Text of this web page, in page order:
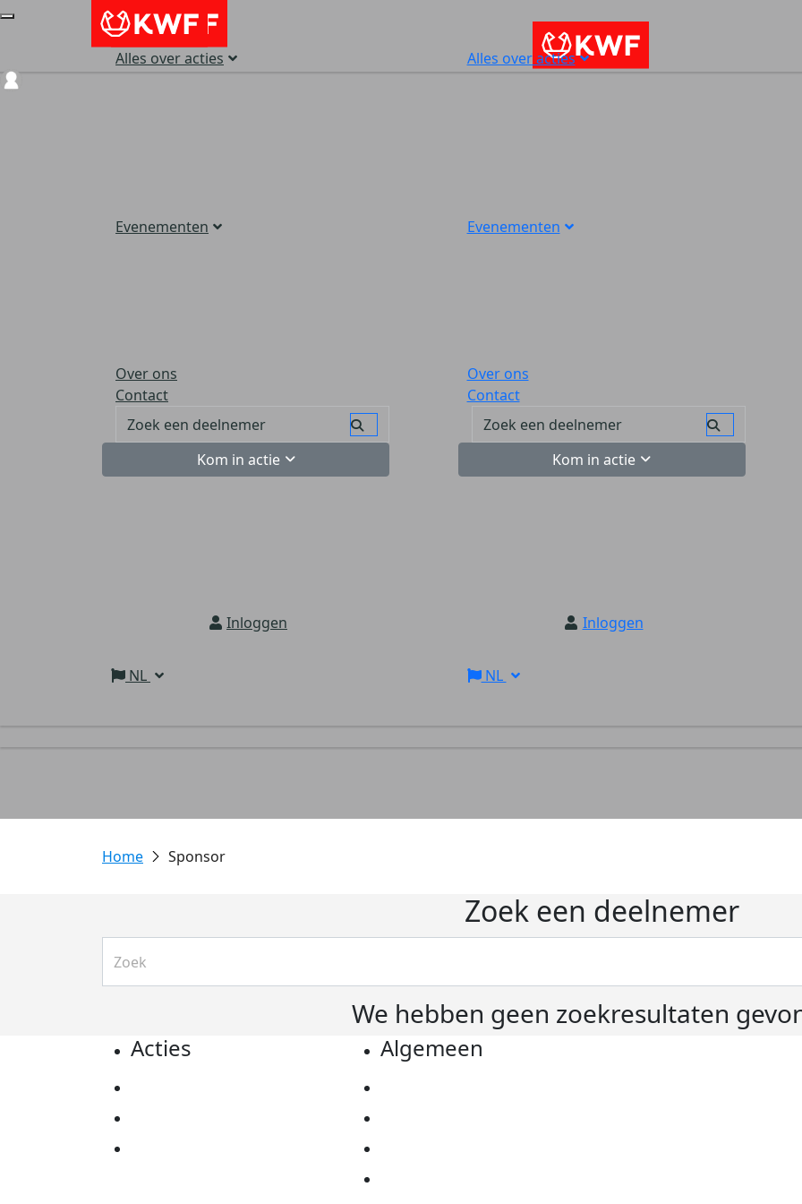
Alles over acties
Evenementen
Over ons
Contact
Kom in actie
Inloggen
NL
Alles over acties
Evenementen
Over ons
Contact
Kom in actie
Inloggen
NL
Sponsor
Zoek een deelnemer
We hebben geen zoekresultaten
Acties Algemeen